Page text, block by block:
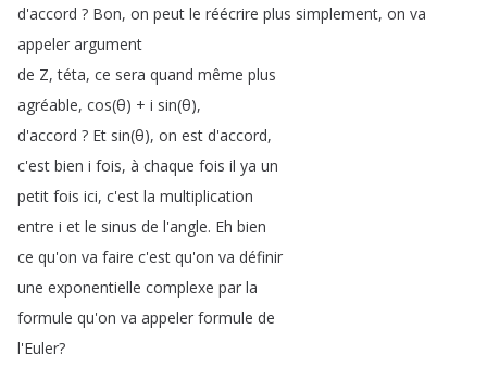
d'accord ? Bon, on peut le réécrire plus simplement, on va
appeler argument
de Z,téta, ce sera quand même plus
agréable, cos(θ) + i sin(θ),
d'accord ? Et sin(θ), on est d'accord,
c'est bien i fois, à chaque fois il ya un
petit fois ici, c'est la multiplication
entre i et le sinus de l'angle. Eh bien
ce qu'on va faire c'est qu'on va définir
une exponentielle complexe par la
formule qu'on va appeler formule de
l'Euler?